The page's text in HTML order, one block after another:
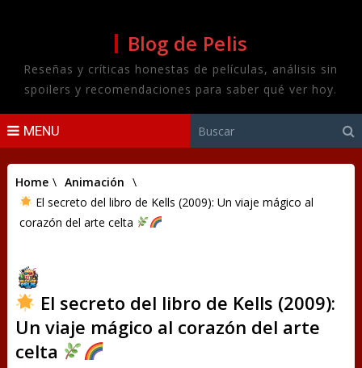
Blog de Pelis
Reseñas y críticas honestas de películas, análisis sin
spoilers y recomendaciones para saber qué ver hoy.
MENU
Home \ Animación \
El secreto del libro de Kells (2009): Un viaje mágico al
corazón del arte celta
El secreto del libro de Kells (2009):
Un viaje mágico al corazón del arte
celta